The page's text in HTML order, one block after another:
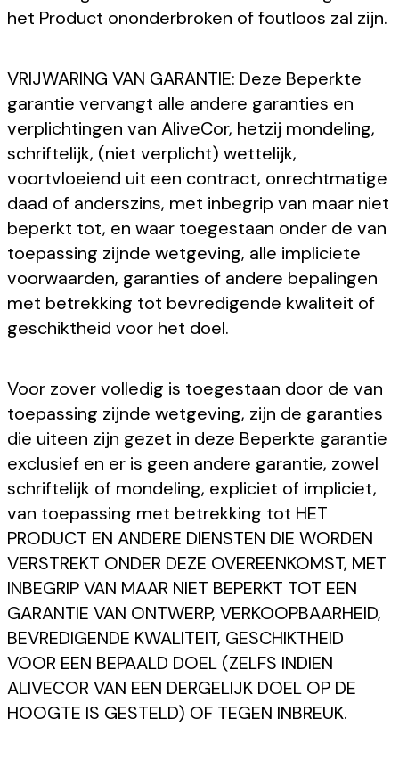
het Product ononderbroken of foutloos zal zijn.
VRIJWARING VAN GARANTIE: Deze Beperkte
garantie vervangt alle andere garanties en
verplichtingen van AliveCor, hetzij mondeling,
schriftelijk, (niet verplicht) wettelijk,
voortvloeiend uit een contract, onrechtmatige
daad of anderszins, met inbegrip van maar niet
beperkt tot, en waar toegestaan onder de van
toepassing zijnde wetgeving, alle impliciete
voorwaarden, garanties of andere bepalingen
met betrekking tot bevredigende kwaliteit of
geschiktheid voor het doel.
Voor zover volledig is toegestaan door de van
toepassing zijnde wetgeving, zijn de garanties
die uiteen zijn gezet in deze Beperkte garantie
exclusief en er is geen andere garantie, zowel
schriftelijk of mondeling, expliciet of impliciet,
van toepassing met betrekking tot HET
PRODUCT EN ANDERE DIENSTEN DIE WORDEN
VERSTREKT ONDER DEZE OVEREENKOMST, MET
INBEGRIP VAN MAAR NIET BEPERKT TOT EEN
GARANTIE VAN ONTWERP, VERKOOPBAARHEID,
BEVREDIGENDE KWALITEIT, GESCHIKTHEID
VOOR EEN BEPAALD DOEL (ZELFS INDIEN
ALIVECOR VAN EEN DERGELIJK DOEL OP DE
HOOGTE IS GESTELD) OF TEGEN INBREUK.